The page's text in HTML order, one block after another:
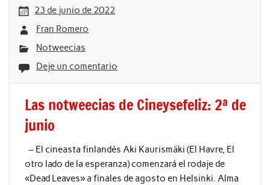
23 de junio de 2022
Fran Romero
Notweecias
Deje un comentario
Las notweecias de Cineysefeliz: 2ª de
junio
– El cineasta finlandés Aki Kaurismäki (El Havre, El
otro lado de la esperanza) comenzará el rodaje de
«Dead Leaves» a finales de agosto en Helsinki. Alma